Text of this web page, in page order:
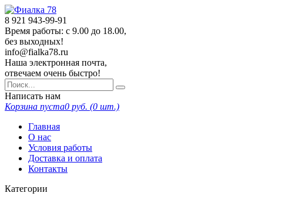
8 921 943-99-91
Время работы: с 9.00 до 18.00,
без выходных!
info@fialka78.ru
Наша электронная почта,
отвечаем очень быстро!
Написать нам
Корзина пуста0 руб. (0 шт.)
Главная
О нас
Условия работы
Доставка и оплата
Контакты
Категории